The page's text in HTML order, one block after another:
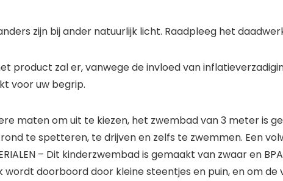
zijn bij ander natuurlijk licht. Raadpleeg het
product zal er, vanwege de invloed van
voor uw begrip.
maten om uit te kiezen, het zwembad van 3 meter
te spetteren, te drijven en zelfs te zwemmen. Een
– Dit kinderzwembad is gemaakt van zwaar en
doorboord door kleine steentjes en puin, en om